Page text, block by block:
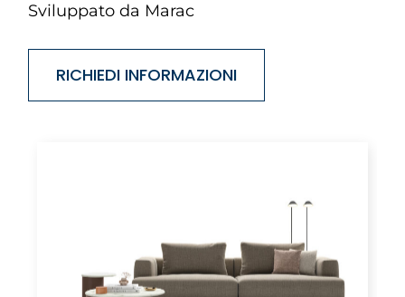
Sviluppato da Marac
RICHIEDI INFORMAZIONI